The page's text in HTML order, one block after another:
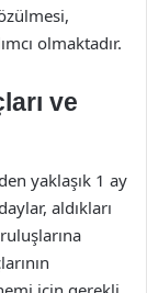
olmaktadır.
ve
yaklaşık 1 ay
aldıkları